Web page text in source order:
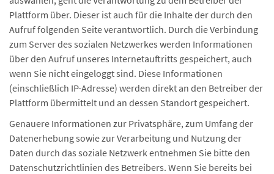
Plattform über. Dieser ist auch für die Inhalte der durch den
Aufruf folgenden Seite verantwortlich. Durch die Verbindung
zum Server des sozialen Netzwerkes werden Informationen
über den Aufruf unseres Internetauftritts gespeichert, auch
wenn Sie nicht eingeloggt sind. Diese Informationen
(einschließlich IP-Adresse) werden direkt an den Betreiber der
Plattform übermittelt und an dessen Standort gespeichert.
Genauere Informationen zur Privatsphäre, zum Umfang der
Datenerhebung sowie zur Verarbeitung und Nutzung der
Daten durch das soziale Netzwerk entnehmen Sie bitte den
Datenschutzrichtlinien des Betreibers. Wenn Sie bereits bei